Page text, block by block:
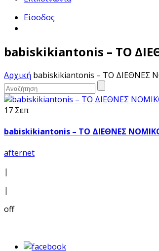
Είσοδος
babiskikiantonis – ΤΟ
Αρχική babiskikiantonis – ΤΟ ΔΙΕΘΝΕΣ
17 Σεπ
babiskikiantonis – ΤΟ ΔΙΕΘΝΕΣ
afternet
|
|
off